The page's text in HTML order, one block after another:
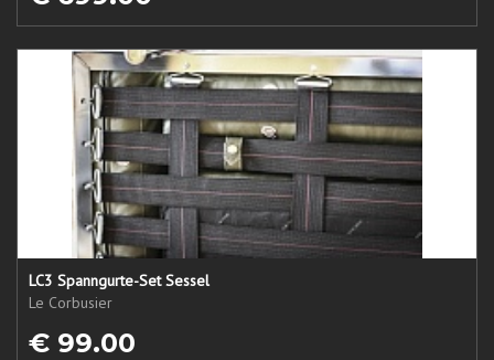
LC3 Spanngurte-Set Sessel
Le Corbusier
€ 99.00